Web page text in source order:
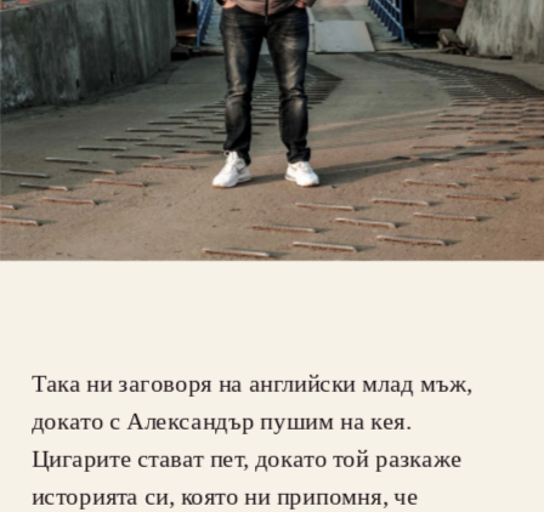
Така ни заговоря на английски млад мъж,
докато с Александър пушим на кея.
Цигарите стават пет, докато той разкаже
историята си, която ни припомня, че